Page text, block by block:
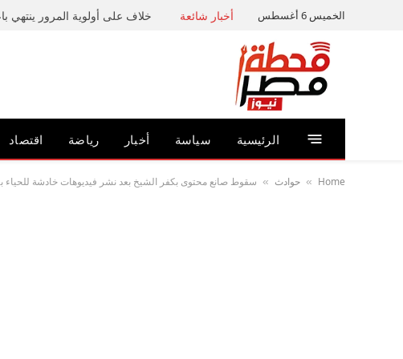
الخميس 6 أغسطس أخبار شائعة خلاف على أولوية المرور ينتهي
الرئيسية سياسة أخبار رياضة اقتصاد
Home
» حوادث » سقوط صانع محتوى بكفر الشيخ بعد نشر فيديوهات خادشة للحياء